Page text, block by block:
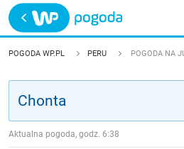
Trwa ładowanie
POLSKA
POGODA WP.PL PERU POGODA NA
Aktualna pogoda, godz. 6:38